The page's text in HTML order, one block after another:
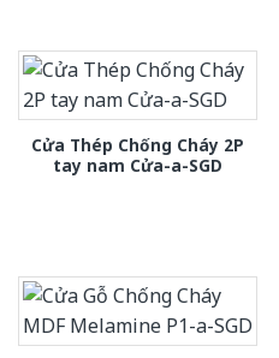
Cửa Thép Chống Cháy 2P
tay nam Cửa-a-SGD